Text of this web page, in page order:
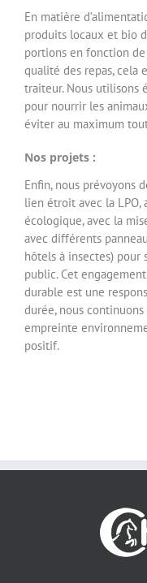
En matière
produits locaux et bio
portions en fonction
qualité des repas, cela
traiteur. Nous utilisons
pour nourrir les
éviter au maximum
Nos projets :
Enfin, nous prévoyons
lien étroit avec la
écologique, avec la
avec différents
hôtels à insectes)
public. Cet
durable est une
durée, nous
empreinte
positif.